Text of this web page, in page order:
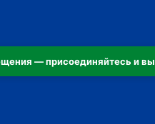
— присоединяйтесь и вы